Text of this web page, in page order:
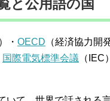
と公用語の国
・ OECD （経済協力開
国際電気標準会議 （